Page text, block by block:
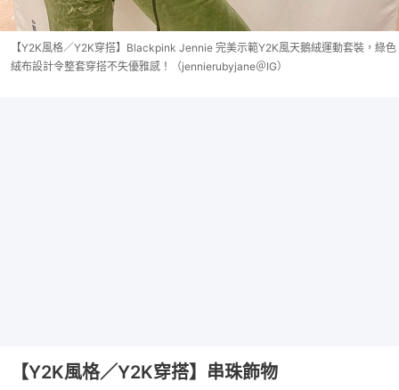
【Y2K風格／Y2K穿搭】Blackpink Jennie 完美示範Y2K風天鵝絨運動套裝，綠色
絨布設計令整套穿搭不失優雅感！（jennierubyjane＠IG）
【Y2K風格／Y2K穿搭】串珠飾物